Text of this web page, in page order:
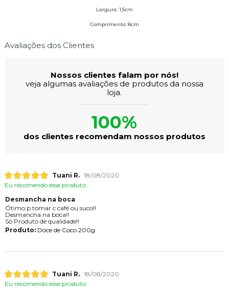
Largura: 1,5cm
Comprimento: 8cm
Avaliações dos Clientes
Nossos clientes falam por nós!
veja algumas avaliações de produtos da nossa
loja.
100%
dos clientes recomendam nossos produtos
Tuani R. 18/08/2020
Eu recomendo esse produto.
Desmancha na boca
Ótimo p tomar c café ou suco!!
Desmancha na boca!!
Só Produto de qualidade!!
Produto:Doce de Coco 200g
Tuani R. 18/08/2020
Eu recomendo esse produto.